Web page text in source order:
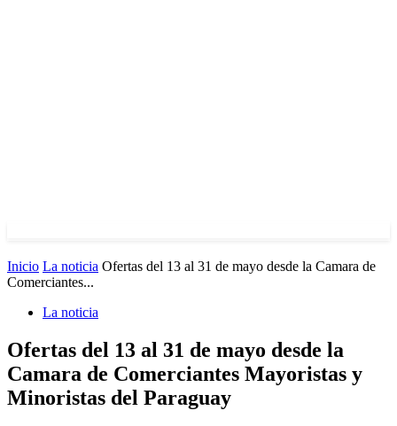
Inicio La noticia Ofertas del 13 al 31 de mayo desde la Camara de
Comerciantes...
La noticia
Ofertas del 13 al 31 de mayo desde la
Camara de Comerciantes Mayoristas y
Minoristas del Paraguay